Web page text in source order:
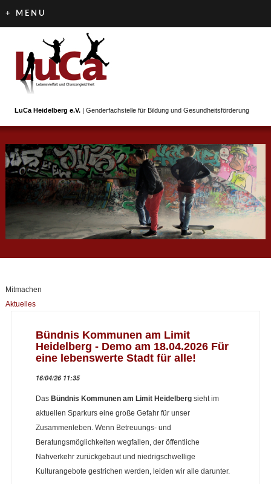
+ MENU
LuCa Heidelberg e.V. | Genderfachstelle für Bildung und Gesundheitsförderung
Mitmachen
Aktuelles
Bündnis Kommunen am Limit
Heidelberg - Demo am 18.04.2026 Für
eine lebenswerte Stadt für alle!
16/04/26 11:35
Das Bündnis Kommunen am Limit Heidelbergsieht im
aktuellen Sparkurs eine große Gefahr für unser
Zusammenleben. Wenn Betreuungs- und
Beratungsmöglichkeiten wegfallen, der öffentliche
Nahverkehr zurückgebaut und niedrigschwellige
Kulturangebote gestrichen werden, leiden wir alle darunter.